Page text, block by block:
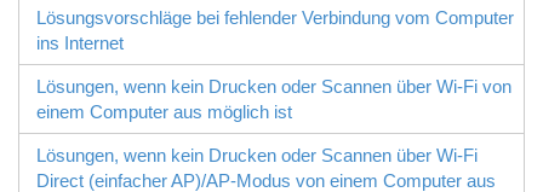
Lösungsvorschläge bei fehlender Verbindung vom Computer
ins Internet
Lösungen, wenn kein Drucken oder Scannen über Wi-Fi von
einem Computer aus möglich ist
Lösungen, wenn kein Drucken oder Scannen über Wi-Fi
Direct (einfacher AP)/AP-Modus von einem Computer aus